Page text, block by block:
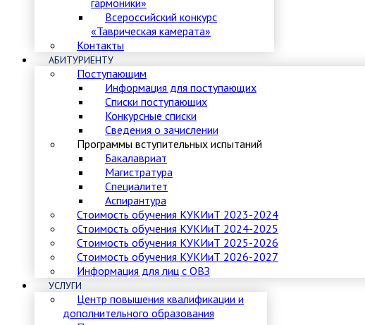
гармоники»
Всероссийский конкурс
«Таврическая камерата»
Контакты
АБИТУРИЕНТУ
Поступающим
Информация для поступающих
Списки поступающих
Конкурсные списки
Сведения о зачислении
Программы вступительных испытаний
Бакалавриат
Магистратура
Специалитет
Аспирантура
Стоимость обучения КУКИиТ 2023-2024
Стоимость обучения КУКИиТ 2024-2025
Стоимость обучения КУКИиТ 2025-2026
Стоимость обучения КУКИиТ 2026-2027
Информация для лиц с ОВЗ
УСЛУГИ
Центр повышения квалификации и
дополнительного образования